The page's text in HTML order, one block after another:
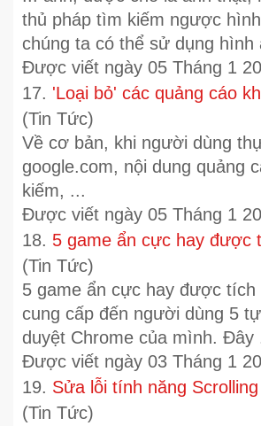
thủ pháp tìm kiếm ngược
chúng ta có thể sử dụng
Được viết ngày 05 Tháng 1
17. 'Loại bỏ' các quảng cáo
(Tin Tức)
Về cơ bản, khi người dùng
google.com, nội dung quảng
kiếm, ...
Được viết ngày 05 Tháng 1
18. 5 game ẩn cực hay được
(Tin Tức)
5 game ẩn cực hay được tích
cung cấp đến người dùng 5
duyệt Chrome của mình. Đây
Được viết ngày 03 Tháng 1
19. Sửa lỗi tính năng
(Tin Tức)